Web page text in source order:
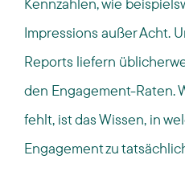
Kennzahlen, wie
Impressions außer Acht.
Reports liefern
den Engagement-Raten.
fehlt, ist das Wissen, in
Engagement zu